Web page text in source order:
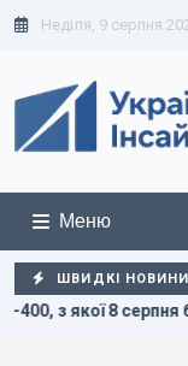
Неділя, 9 серпня
Меню
ШВИДКІ НОВИНИ
Україні, - Мадяр